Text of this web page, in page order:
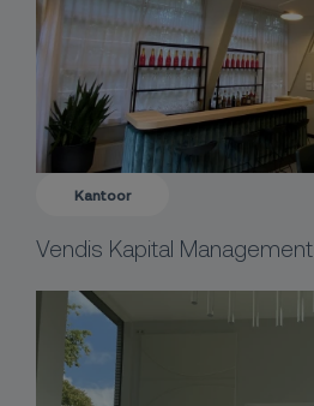
Kantoor
Vendis Kapital Management